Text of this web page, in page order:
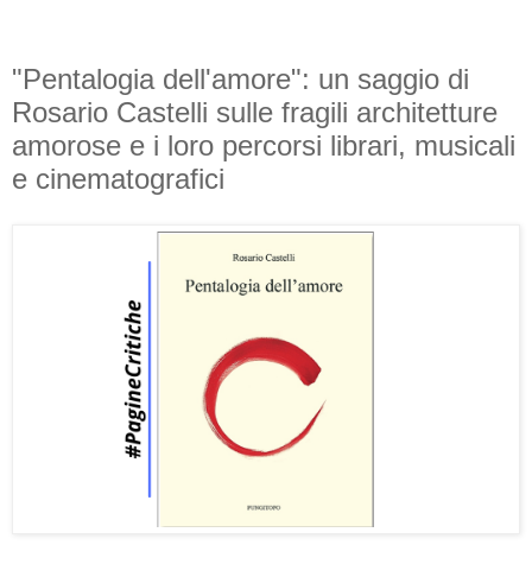
"Pentalogia dell'amore": un saggio di
Rosario Castelli sulle fragili architetture
amorose e i loro percorsi librari, musicali
e cinematografici